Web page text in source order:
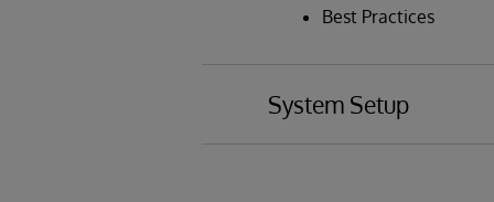
Best Practices
System Setup